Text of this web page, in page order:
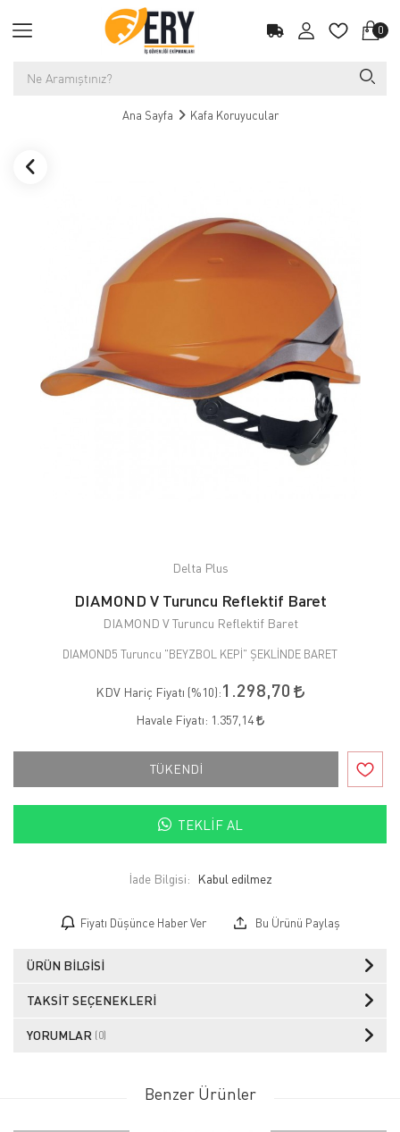
0
Ana Sayfa Kafa Koruyucular
Delta Plus
DIAMOND V Turuncu Reflektif Baret
DIAMOND V Turuncu Reflektif Baret
DIAMOND5 Turuncu "BEYZBOL KEPİ" ŞEKLİNDE BARET
KDV Hariç Fiyatı (%10):1.298,70
Havale Fiyatı: 1.357,14
TÜKENDİ
TEKLIF AL
İade Bilgisi:
Fiyatı Düşünce Haber Ver Bu Ürünü Paylaş
ÜRÜN BILGISI
TAKSIT SEÇENEKLERI
YORUMLAR (0)
Benzer Ürünler